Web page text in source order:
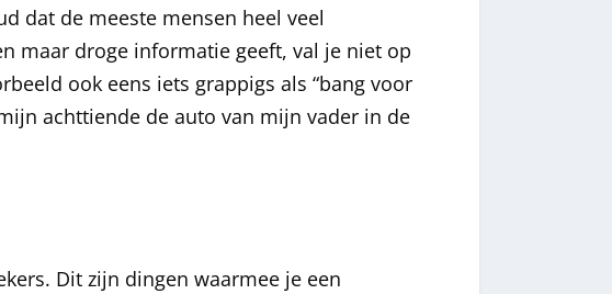
dat de meeste mensen heel veel
maar droge informatie geeft, val je niet op
ook eens iets grappigs als “bang voor
achttiende de auto van mijn vader in de
Dit zijn dingen waarmee je een